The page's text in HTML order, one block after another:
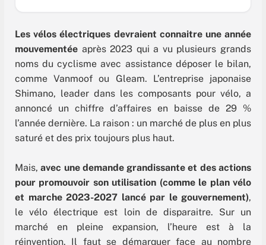
Les vélos électriques devraient connaitre une année
mouvementée après 2023 qui a vu plusieurs grands
noms du cyclisme avec assistance déposer le bilan,
comme Vanmoof ou Gleam. L’entreprise japonaise
Shimano, leader dans les composants pour vélo, a
annoncé un chiffre d’affaires en baisse de 29 %
l’année dernière. La raison : un marché de plus en plus
saturé et des prix toujours plus haut.
Mais,avec une demande grandissante et des actions
pour promouvoir son utilisation (comme le plan vélo
et marche 2023-2027 lancé par le gouvernement),
le vélo électrique est loin de disparaitre.
Sur un
marché en pleine expansion, l’heure est à la
réinvention. Il faut se démarquer face au nombre